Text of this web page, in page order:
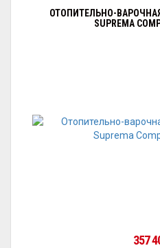
ОТОПИТЕЛЬНО-ВАРОЧНАЯ
SUPREMA
357